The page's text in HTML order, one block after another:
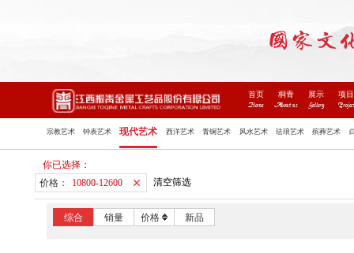
首页
Home
桐青
About us
展示
Gallery
项目
Project
宗教艺术 钟表艺术 现代艺术 西洋艺术 青铜艺术 风水艺术 珐琅艺术 殡葬艺术
你已选择：
价格：
10800-12600 清空筛选
综合 销量 价格 新品